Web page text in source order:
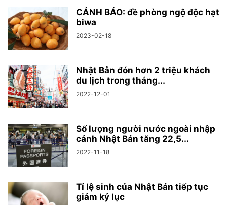
CẢNH BÁO: đề phòng ngộ độc hạt
biwa
2023-02-18
Nhật Bản đón hơn 2 triệu khách
du lịch trong tháng...
2022-12-01
Số lượng người nước ngoài nhập
cảnh Nhật Bản tăng 22,5...
2022-11-18
Tỉ lệ sinh của Nhật Bản tiếp tục
giảm kỷ lục